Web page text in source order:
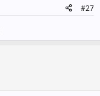
#27